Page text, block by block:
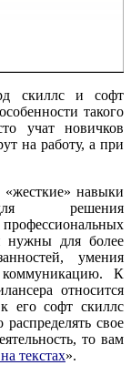
скиллс и софт
такого
учат новичков
на работу, а при
«жесткие» навыки
решения
нужны для более
умения
коммуникацию. К
относится
его софт скиллс
свое
то вам
текстах».